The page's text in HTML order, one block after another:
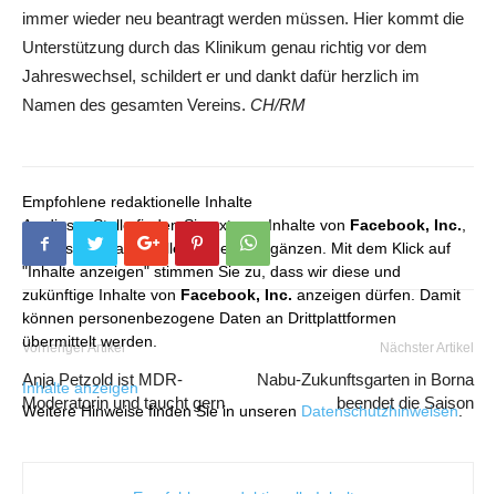
immer wieder neu beantragt werden müssen. Hier kommt die
Unterstützung durch das Klinikum genau richtig vor dem
Jahreswechsel, schildert er und dankt dafür herzlich im
Namen des gesamten Vereins. CH/RM
Empfohlene redaktionelle Inhalte
An dieser Stelle finden Sie externe Inhalte von Facebook, Inc.
die unser redaktionelles Angebot ergänzen. Mit dem Klick auf
"Inhalte anzeigen" stimmen Sie zu, dass wir diese und
zukünftige Inhalte von Facebook, Inc. anzeigen dürfen. Damit
können personenbezogene Daten an Drittplattformen
übermittelt werden.
Inhalte anzeigen
Weitere Hinweise finden Sie in unseren Datenschutzhinweisen.
Vorheriger Artikel
Anja Petzold ist MDR-
Moderatorin und taucht gern
Nächster Artikel
Nabu-Zukunftsgarten in Borna
beendet die Saison